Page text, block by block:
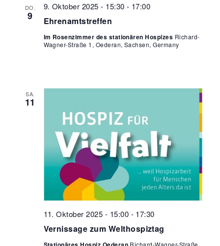
DO.
9 Ehrenamtstreffen
9. Oktober 2025 - 15:30 - 17:00
Im Rosenzimmer des stationären Hospizes Richard-
Wagner-Straße 1, Oederan, Sachsen, Germany
SA.
11
Vernissage zum Welthospiztag
11. Oktober 2025 - 15:00 - 17:30